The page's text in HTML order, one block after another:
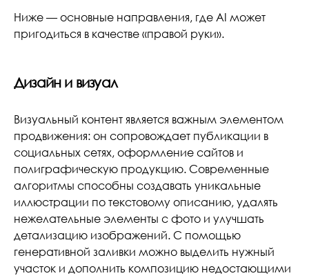
Ниже — основные направления, где AI может
пригодиться в качестве «правой руки».
Дизайн и визуал
Визуальный контент является важным элементом
продвижения: он сопровождает публикации в
социальных сетях, оформление сайтов и
полиграфическую продукцию. Современные
алгоритмы способны создавать уникальные
иллюстрации по текстовому описанию, удалять
нежелательные элементы с фото и улучшать
детализацию изображений. С помощью
генеративной заливки можно выделить нужный
участок и дополнить композицию недостающими